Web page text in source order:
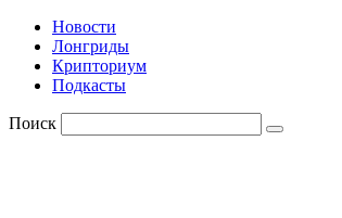
Новости
Лонгриды
Крипториум
Подкасты
Поиск